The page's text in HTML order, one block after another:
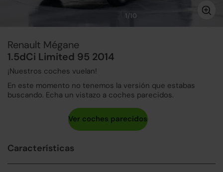
1/10
Renault Mégane
1.5dCi Limited 95 2014
¡Nuestros coches vuelan!
En este momento no tenemos la versión que estabas
buscando. Echa un vistazo a coches parecidos.
Características